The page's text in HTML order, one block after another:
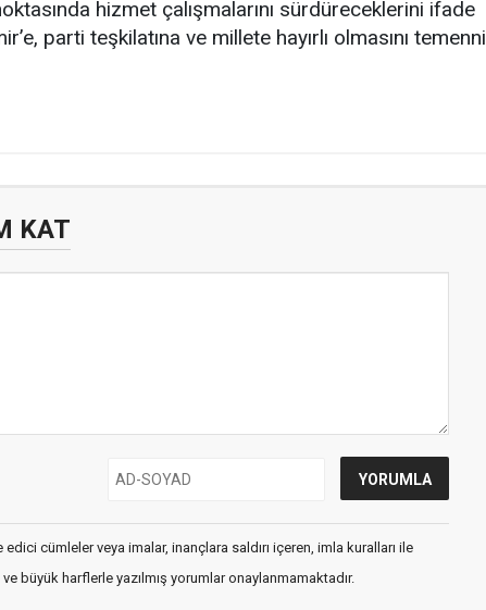
hizmet çalışmalarını sürdüreceklerini ifade
parti teşkilatına ve millete hayırlı olmasını temenni
KAT
cümleler veya imalar, inançlara saldırı içeren, imla kuralları ile
büyük harflerle yazılmış yorumlar onaylanmamaktadır.